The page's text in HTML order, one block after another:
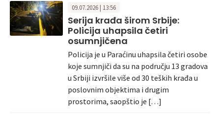
09.07.2026 | 13:56
Serija krađa širom Srbije:
Policija uhapsila četiri
osumnjičena
Policija je u Paraćinu uhapsila četiri osobe
koje sumnjiči da su na području 13 gradova
u Srbiji izvršile više od 30 teških krađa u
poslovnim objektima i drugim
prostorima, saopštio je […]